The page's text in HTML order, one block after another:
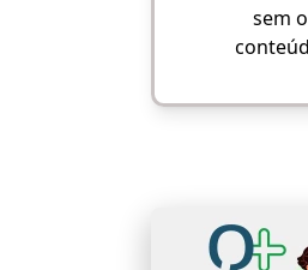
sem